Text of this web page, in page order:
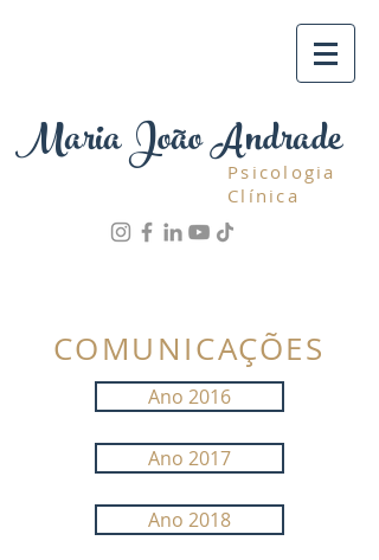
Maria João Andrade
Psicologia
Clínica
COMUNICAÇÕES
Ano 2016
Ano 2017
Ano 2018